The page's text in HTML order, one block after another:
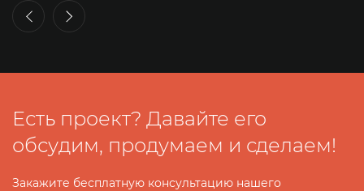
Есть проект? Давайте его
обсудим, продумаем и сделаем!
Закажите бесплатную консультацию нашего